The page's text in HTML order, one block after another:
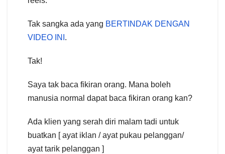
Tak sangka ada yang BERTINDAK DENGAN
VIDEO INI .
Tak!
Saya tak baca fikiran orang. Mana boleh
manusia normal dapat baca fikiran orang kan?
Ada klien yang serah diri malam tadi untuk
buatkan [ ayat iklan / ayat pukau pelanggan/
ayat tarik pelanggan ]